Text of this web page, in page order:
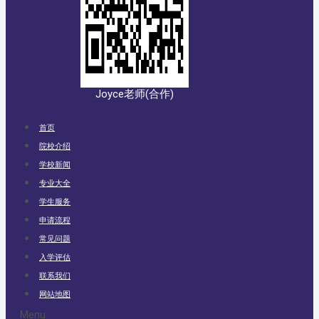
Joyce老师(合作)
首页
院校介绍
学校新闻
专业大全
学生服务
申请流程
常见问题
入学评估
联系我们
网站地图
Menu